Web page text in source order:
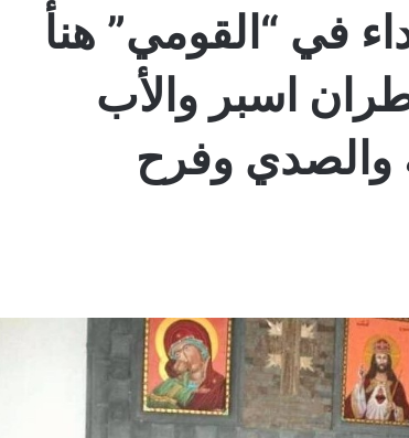
في “القومي” هنأ
اسبر والأب
والصدي وفرح